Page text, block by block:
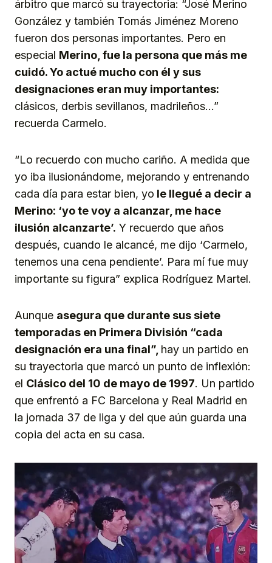
árbitro que marcó su trayectoria: “José Merino
González y también Tomás Jiménez Moreno
fueron dos personas importantes. Pero en
especial Merino, fue la persona que más me
cuidó. Yo actué mucho con él y sus
designaciones eran muy importantes:
clásicos, derbis sevillanos, madrileños…”
recuerda Carmelo.
“Lo recuerdo con mucho cariño. A medida que
yo iba ilusionándome, mejorando y entrenando
cada día para estar bien, yo le llegué a decir a
Merino: ‘yo te voy a alcanzar, me hace
ilusión alcanzarte’. Y recuerdo que años
después, cuando le alcancé, me dijo ‘Carmelo,
tenemos una cena pendiente’. Para mí fue muy
importante su figura” explica Rodríguez Martel.
Aunque asegura que durante sus siete
temporadas en Primera División “cada
designación era una final”, hay un partido en
su trayectoria que marcó un punto de inflexión:
el Clásico del 10 de mayo de 1997. Un partido
que enfrentó a FC Barcelona y Real Madrid en
la jornada 37 de liga y del que aún guarda una
copia del acta en su casa.